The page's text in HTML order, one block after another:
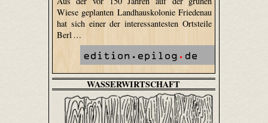
Wiese geplanten Landhauskolonie Friedenau
hat sich einer der interessantesten Ortsteile
Berl …
WASSERWIRTSCHAFT